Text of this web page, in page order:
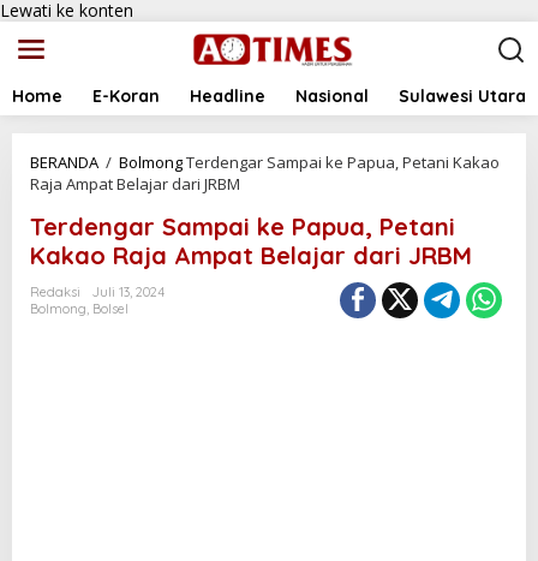
Lewati ke konten
Home E-Koran Headline Nasional Sulawesi Utara
BERANDA / BolmongTerdengar Sampai ke Papua, Petani Kakao
Raja Ampat Belajar dari JRBM
Terdengar Sampai ke Papua, Petani
Kakao Raja Ampat Belajar dari JRBM
Redaksi
Juli 13, 2024
Bolmong, Bolsel